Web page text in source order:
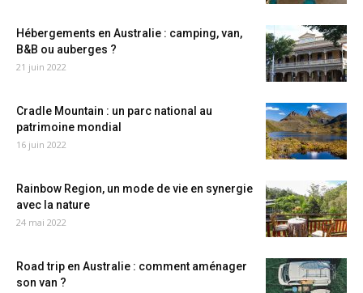
Hébergements en Australie : camping, van,
B&B ou auberges ?
21 juin 2022
Cradle Mountain : un parc national au
patrimoine mondial
16 juin 2022
Rainbow Region, un mode de vie en synergie
avec la nature
24 mai 2022
Road trip en Australie : comment aménager
son van ?